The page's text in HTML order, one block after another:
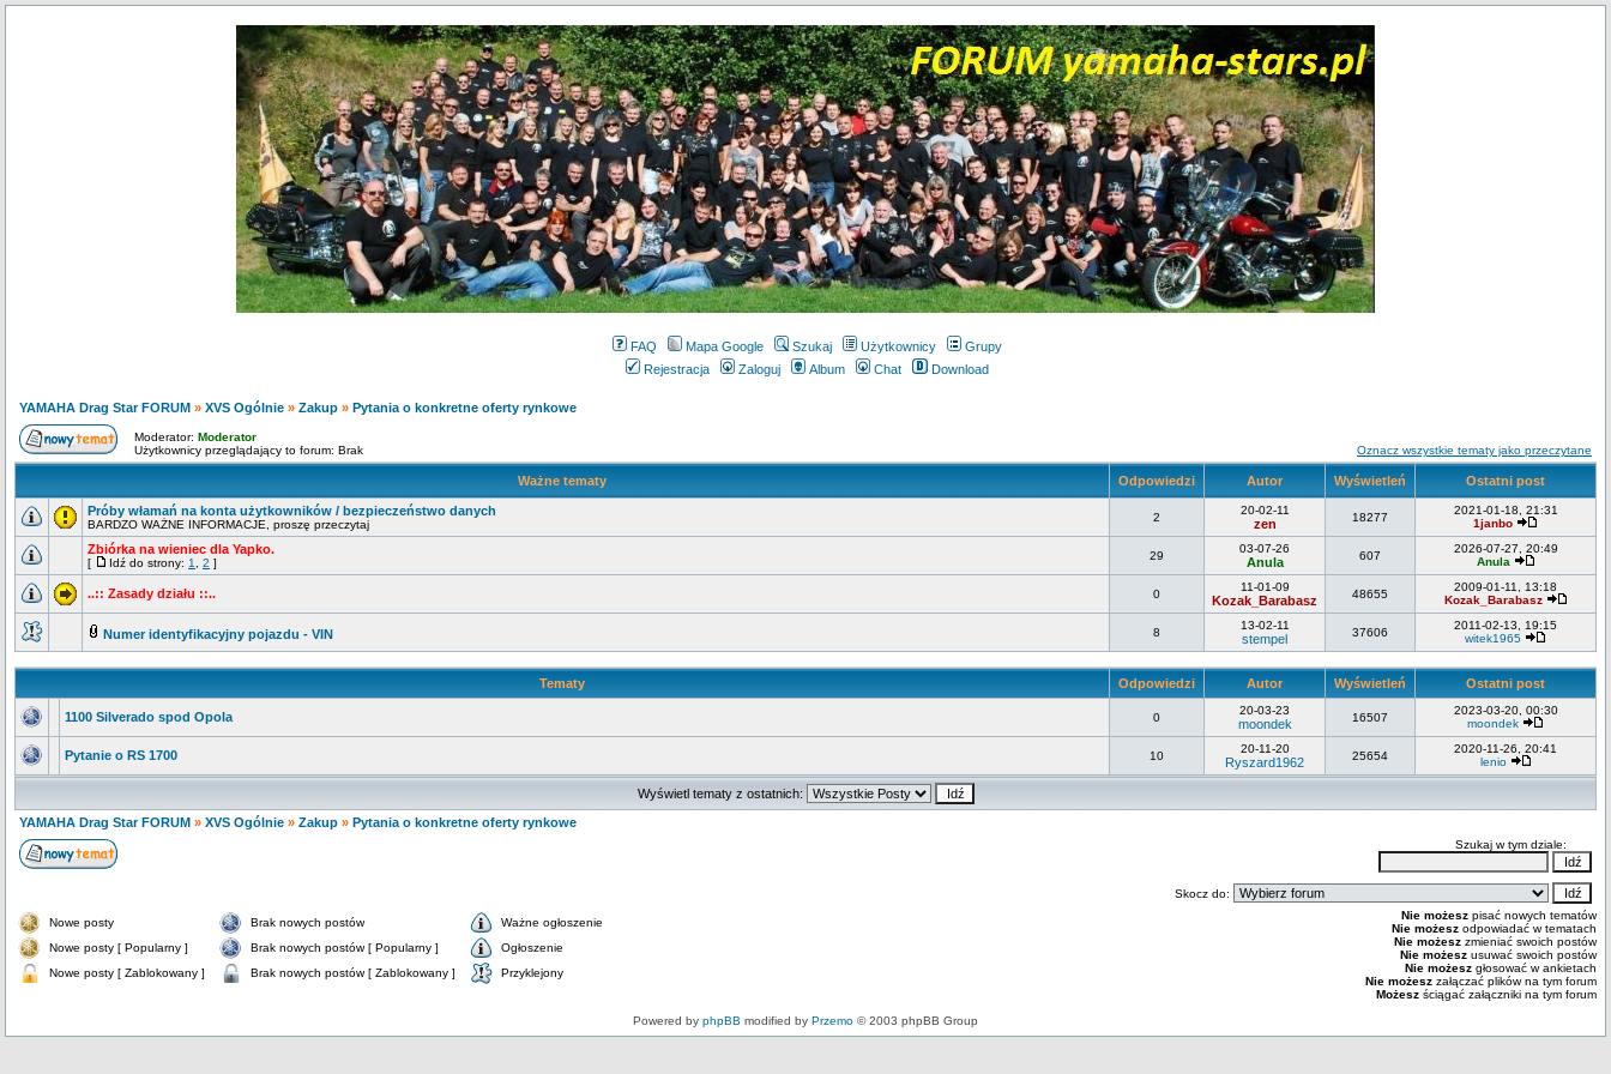
FAQ Mapa Google Szukaj Użytkownicy
Grupy
Rejestracja
Zaloguj Album Chat Download
YAMAHA Drag Star FORUM » XVS Ogólnie » Zakup » Pytania o konkretne oferty rynkowe
Moderator: Moderator
Użytkownicy przeglądający to forum: Brak
Oznacz wszystkie tematy jako przeczytane
Ważne tematy Odpowiedzi Autor Wyświetleń Ostatni post
Próby włamań na konta użytkowników / bezpieczeństwo danych
BARDZO WAŻNE INFORMACJE, proszę przeczytaj
2
20-02-11
zen 18277
2021-01-18, 21:31
1janbo
Zbiórka na wieniec dla Yapko.
[ Idź do strony: 1 2 ]
29
03-07-26
Anula 607
2026-07-27, 20:49
Anula
..:: Zasady działu ::.. 0
11-01-09
Kozak_Barabasz 48655
2009-01-11, 13:18
Kozak_Barabasz
Numer identyfikacyjny pojazdu - VIN 8
13-02-11
stempel 37606
2011-02-13, 19:15
witek1965
Tematy Odpowiedzi Autor Wyświetleń Ostatni post
1100 Silverado spod Opola 0
20-03-23
moondek 16507
2023-03-20, 00:30
moondek
Pytanie o RS 1700 10
20-11-20
Ryszard1962 25654
2020-11-26, 20:41
lenio
Wyświetl tematy z ostatnich:
YAMAHA Drag Star FORUM » XVS Ogólnie » Zakup » Pytania o konkretne oferty rynkowe
Szukaj w tym dziale:
Skocz do:
Nowe posty Brak nowych postów
Ważne ogłoszenie
Nowe posty [ Popularny ]
Brak nowych postów [ Popularny ]
Ogłoszenie
Nowe posty [ Zablokowany ]
Brak nowych postów [ Zablokowany ] Przyklejony
Nie możesz pisać nowych tematów
Nie możesz odpowiadać w tematach
Nie możesz zmieniać swoich postów
Nie możesz usuwać swoich postów
Nie możesz głosować w ankietach
Nie możesz załączać plików na tym forum
Możesz ściągać załączniki na tym forum
Powered by phpBB modified by Przemo © 2003 phpBB Group